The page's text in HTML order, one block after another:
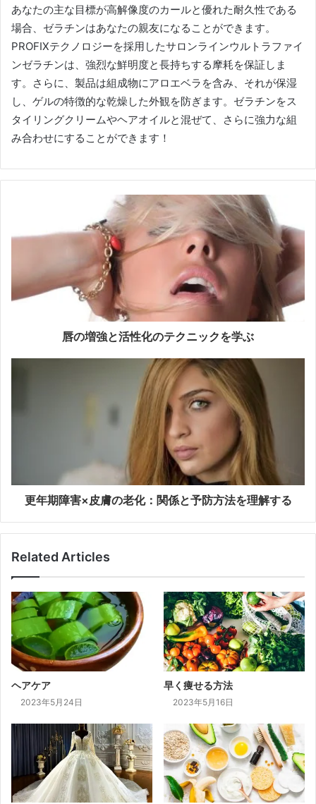
あなたの主な目標が高解像度のカールと優れた耐久性である
場合、ゼラチンはあなたの親友になることができます。
PROFIXテクノロジーを採用したサロンラインウルトラファイ
ンゼラチンは、強烈な鮮明度と長持ちする摩耗を保証しま
す。
さらに、製品は組成物にアロエベラを含み、それが保湿
し、ゲルの特徴的な乾燥した外観を防ぎます。 ゼラチンをス
タイリングクリームやヘアオイルと混ぜて、さらに強力な組
み合わせにすることができます！
唇の増強と活性化のテクニックを学ぶ
更年期障害×皮膚の老化：関係と予防方法を理解する
Related Articles
ヘアケア
2023年5月24日
早く痩せる方法
2023年5月16日